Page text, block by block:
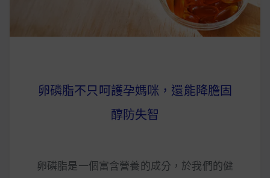
2020 年最新蛋白粉終極指南，讓你一次搞
卵磷脂不只呵護孕媽咪，還能降膽固
醇防失智
卵磷脂是一個富含營養的成分，於我們的健